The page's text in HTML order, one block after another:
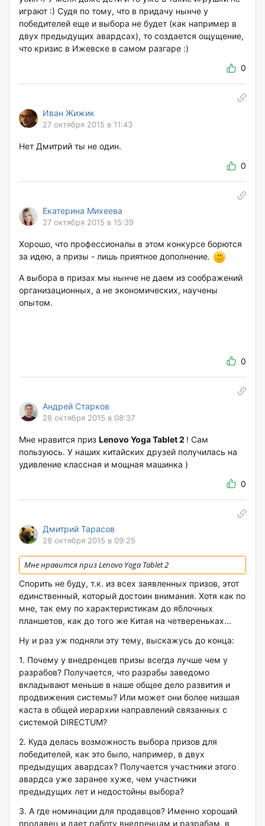
играют :) Судя по тому, что в придачу нынче у
победителей еще и выбора не будет (как например в
двух предыдущих авардсах), то создается ощущение,
что кризис в Ижевске в самом разгаре :)
0
Иван Жижик
27 октября 2015 в 11:43
Нет Дмитрий ты не один.
0
Екатерина Михеева
27 октября 2015 в 15:39
Хорошо, что профессионалы в этом конкурсе борются
за идею, а призы - лишь приятное дополнение.
А выбора в призах мы нынче не даем из соображений
организационных, а не экономических, научены
опытом.
0
Андрей Старков
28 октября 2015 в 08:37
Мне нравится приз Lenovo Yoga Tablet 2 ! Сам
пользуюсь. У наших китайских друзей получилась на
удивление классная и мощная машинка )
0
Дмитрий Тарасов
28 октября 2015 в 09:25
Мне нравится приз Lenovo Yoga Tablet 2
Спорить не буду, т.к. из всех заявленных призов, этот
единственный, который достоин внимания. Хотя как по
мне, так ему по характеристикам до яблочных
планшетов, как до того же Китая на четвереньках...
Ну и раз уж подняли эту тему, выскажусь до конца:
1. Почему у внедренцев призы всегда лучше чем у
разрабов? Получается, что разрабы заведомо
вкладывают меньше в наше общее дело развития и
продвижения системы? Или может они более низшая
каста в общей иерархии направлений связанных с
системой DIRECTUM?
2. Куда делась возможность выбора призов для
победителей, как это было, например, в двух
предыдущих авардсах? Получается участники этого
авардса уже заранее хуже, чем участники
предыдущих лет и недостойны выбора?
3. А где номинации для продавцов? Именно хороший
продавец и дает работу внедренцам и разрабам, в